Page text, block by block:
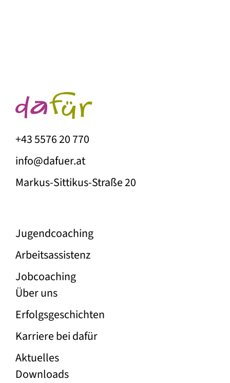
+43 5576 20 770
info@dafuer.at
Markus-Sittikus-Straße 20
Unser Angebot
Jugend­coaching
Arbeitsassistenz
Jobcoaching
Über die Firma Dafür
Über uns
Erfolgs­geschichten
Karriere bei dafür
Aktuelles
Rechtliche Links
Downloads